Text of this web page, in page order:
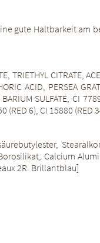
gute Haltbarkeit am
CITRATE,
ACID, PERSEA
BARIUM SULFATE, CI
(RED 6), CI 15880 (RED
Calcium
2R. Brillantblau]